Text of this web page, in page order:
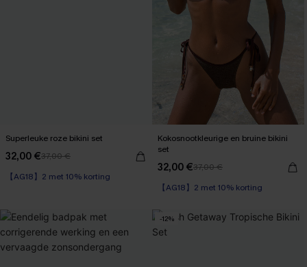
Superleuke roze bikini set
32,00 €37,00 €
【AG18】2 met 10% korting
Kokosnootkleurige en bruine bikini
set
32,00 €37,00 €
【AG18】2 met 10% korting
-12%